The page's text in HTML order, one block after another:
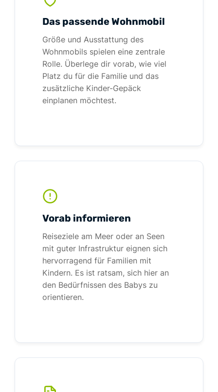
Das passende Wohnmobil
Größe und Ausstattung des
Wohnmobils spielen eine zentrale
Rolle. Überlege dir vorab, wie viel
Platz du für die Familie und das
zusätzliche Kinder-Gepäck
einplanen möchtest.
Vorab informieren
Reiseziele am Meer oder an Seen
mit guter Infrastruktur eignen sich
hervorragend für Familien mit
Kindern. Es ist ratsam, sich hier an
den Bedürfnissen des Babys zu
orientieren.